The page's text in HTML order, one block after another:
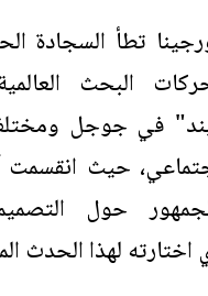
تطأ السجادة
البحث
في جوجل
حيث انقسمت
حول
اختارته لهذا الحدث